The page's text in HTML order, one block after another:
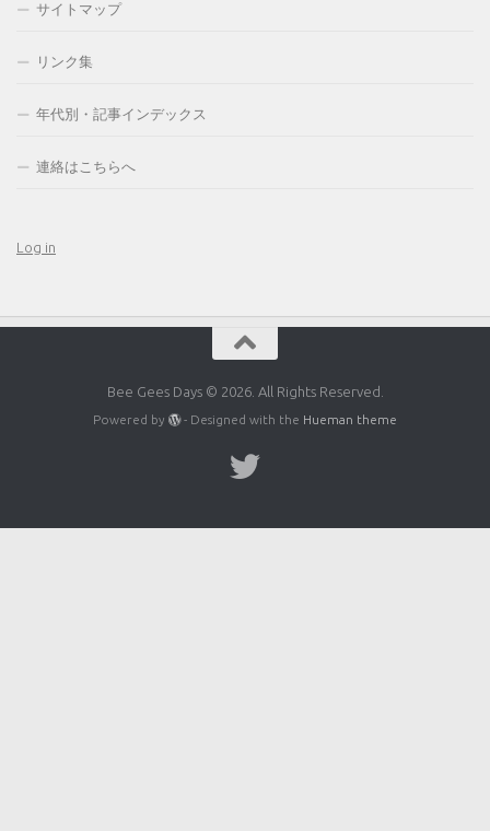
サイトマップ
リンク集
年代別・記事インデックス
連絡はこちらへ
Log in
Bee Gees Days © 2026. All Rights Reserved.
Powered by - Designed with the Hueman theme